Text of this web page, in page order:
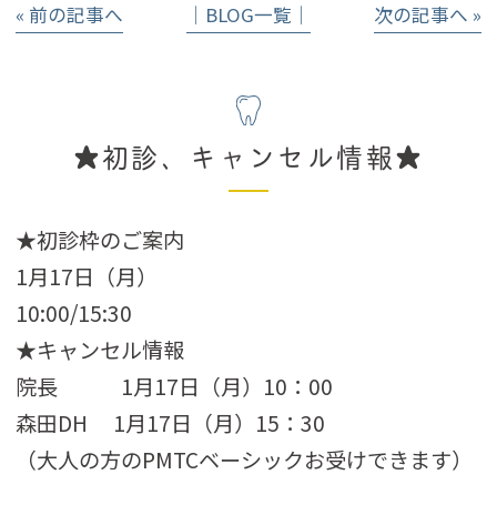
« 前の記事へ │BLOG一覧│ 次の記事へ »
★初診、キャンセル情報★
★初診枠のご案内
1月17日（月）
10:00/15:30
★キャンセル情報
院長 1月17日（月）10：00
森田DH 1月17日（月）15：30
（大人の方のPMTCベーシックお受けできます）